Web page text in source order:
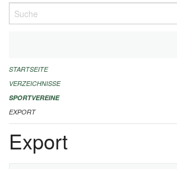
Suche
ALLGEMEINE INFORMATIONEN
FINANZIELLE UNTERSTÜTZUNG BENÖTIGT?
KONTAKT
STARTSEITE
VERZEICHNISSE
SPORTVEREINE
EXPORT
Export